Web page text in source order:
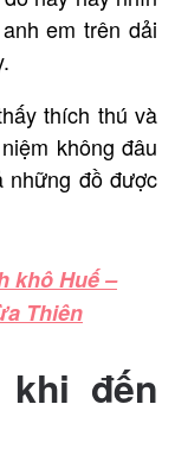
em trên dải
thích thú và
không đâu
những đồ được
khô Huế –
Thiên
đến